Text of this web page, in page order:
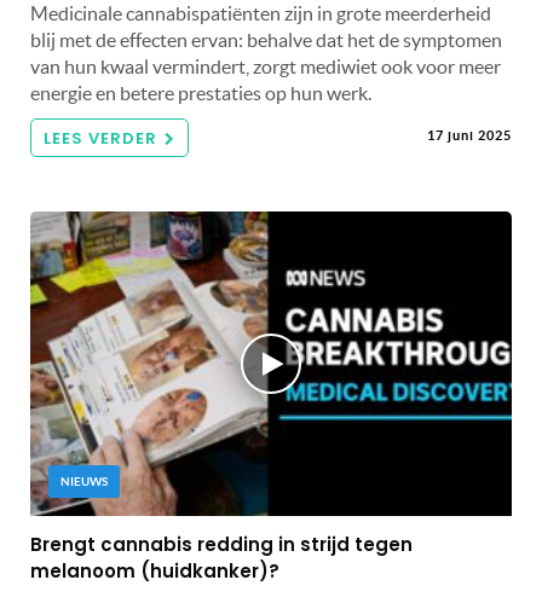
Medicinale cannabispatiënten zijn in grote meerderheid
blij met de effecten ervan: behalve dat het de symptomen
van hun kwaal vermindert, zorgt mediwiet ook voor meer
energie en betere prestaties op hun werk.
LEES VERDER 17 juni 2025
NIEUWS
Brengt cannabis redding in strijd tegen
melanoom (huidkanker)?